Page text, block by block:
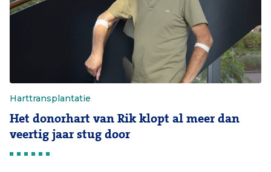
Harttransplantatie
Het donorhart van Rik klopt al meer dan
veertig jaar stug door